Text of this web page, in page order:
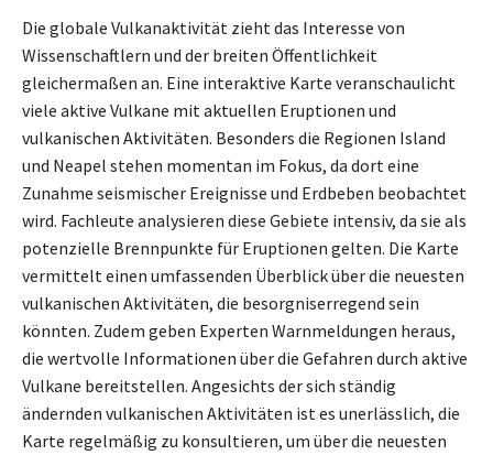
Die globale Vulkanaktivität zieht das Interesse von
Wissenschaftlern und der breiten Öffentlichkeit
gleichermaßen an. Eine interaktive Karte veranschaulicht
viele aktive Vulkane mit aktuellen Eruptionen und
vulkanischen Aktivitäten. Besonders die Regionen Island
und Neapel stehen momentan im Fokus, da dort eine
Zunahme seismischer Ereignisse und Erdbeben beobachtet
wird. Fachleute analysieren diese Gebiete intensiv, da sie als
potenzielle Brennpunkte für Eruptionen gelten. Die Karte
vermittelt einen umfassenden Überblick über die neuesten
vulkanischen Aktivitäten, die besorgniserregend sein
könnten. Zudem geben Experten Warnmeldungen heraus,
die wertvolle Informationen über die Gefahren durch aktive
Vulkane bereitstellen. Angesichts der sich ständig
ändernden vulkanischen Aktivitäten ist es unerlässlich, die
Karte regelmäßig zu konsultieren, um über die neuesten